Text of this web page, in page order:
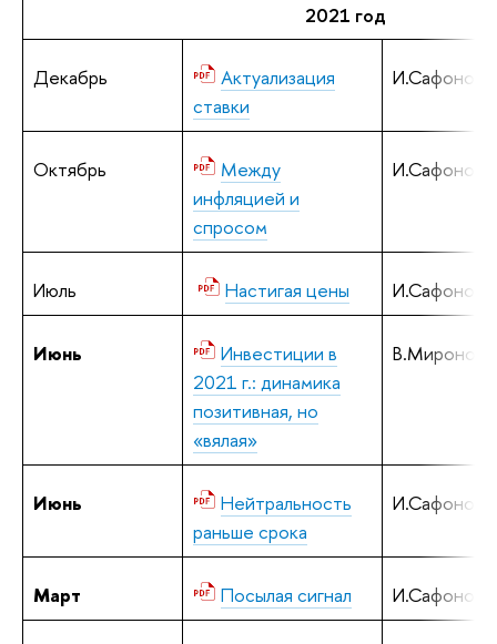
2021 год
Декабрь
Актуализация
ставки
И.Сафонов
Октябрь
Между
инфляцией и
спросом
И.Сафонов
Июль Настигая цены И.Сафонов
Июнь
Инвестиции в
2021 г.: динамика
позитивная, но
«вялая»
В.Миронов,
Июнь
Нейтральность
раньше срока
И.Сафонов
Март Посылая сигнал И.Сафонов